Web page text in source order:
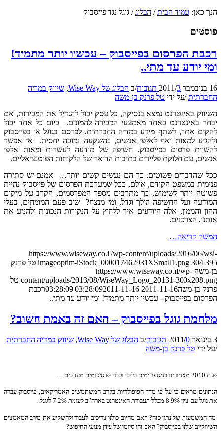
הנך כאן: עמוד הבית / הבלוג / גוגל נגד פייסבוק
פוסטים
רכבת הפרסום בפייסבוק – עכשיו יותר מתמיד!
ומי יודע עד מתי..
16 בנובמבר 2011 /3 תגובות /ב הבלוג של Wise Way , שיווק במדיה
החברתית /על ידי טל פרנק בן-משה
השיווק באינטרנט נמצא בנסיקה, כל עסק יכול להגדיל את המכירות, אם
יבחר באינטרנט כאחד מאמצעי המכירה להמונים. כיום כל אחד יכול
להקים אתר, לשתף מידע במדיה החברתית, לפרסם בגוגל או בפייסבוק
ולהגיע למאות ואף לאלפי אנשים, בהשקעה נמוכה יחסית. אי אפשר
להשוות פרסום בפייסבוק, חשיפה של מודעה לעשרות ומאות אלפי
אנשים, עם חלוקת פליירים בתיבות הדואר של הלקוחות הפוטנציאליים.
ככל שהדברים פשוטים, כך הם נעשים קשים יותר… אמנם יש סתירה
פנימית במשפט הקודם, אולם, ככל שמערכת הפרסום של פייסבוק נהיית
פשוטה יותר לשימוש, כך מתרבים מספר המפרסמים, הקרב על מיקום
המודעה ועל החשיפה הולך וגדל, ומי מנצח? שוב פעם המומחים, בעלי
ההון והממון, אלה היודעים איך ללחוץ על הנקודות הנכונות ולהניע את
אותנו, הצרכנים.
המשך קריאה…
https://www.wiseway.co.il/wp-content/uploads/2016/06/wsi-
imageoptim-iStock_000017462931XSmall1.png 304 395
טל פרנק
בן-משה https://www.wiseway.co.il/wp-
content/uploads/2013/08/WiseWay_Logo_20131-300x208.png טל
פרנק בן-משה2011-11-16 03:28:09
2011-11-16 03:28:09
רכבת
הפרסום בפייסבוק - עכשיו יותר מתמיד! ומי יודע עד מתי..
מלחמת גוגל בפייסבוק – האם זה באמת חשוב?
3 בינואר 2011 /0 תגובות /ב הבלוג של Wise Way , שיווק במדיה החברתית
/על ידי טל פרנק בן-משה
שנת 2010 מאחורינו במספר ימים בלבד וכבר יש סיכומים מעניינים…
הנתונים מראים כי על פי מדד הפופולריות בקרב המשתמשים האמריקאים, פייסבוק עברה
את גוגל עם ציון 8.9% מכלל תעבורת האינטרנט בארה”ב לעומת 7.2% לגוגל.
מה המשמעות של נתון כזה? האם מהיום כולנו צריכים לעבור ולהשקיע את מירב המאמצים
השיווקיים שלנו בפייסבוק? האם זהו סיומו של עידן מנועי החיפוש?